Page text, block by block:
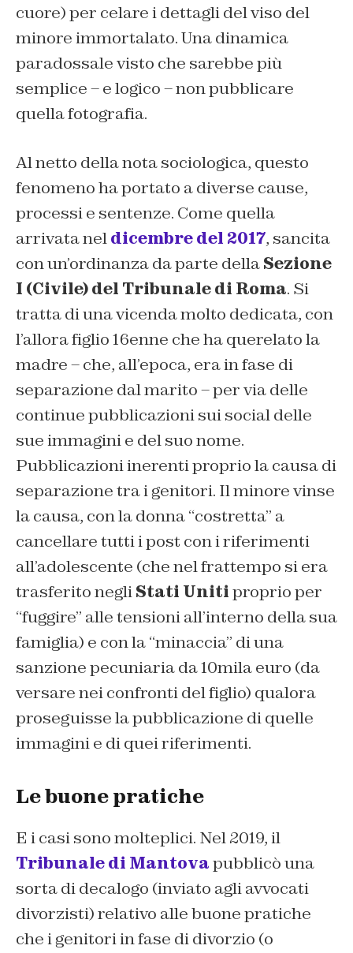
cuore) per celare i dettagli del viso del
minore immortalato. Una dinamica
paradossale visto che sarebbe più
semplice – e logico – non pubblicare
quella fotografia.
Al netto della nota sociologica, questo
fenomeno ha portato a diverse cause,
processi e sentenze. Come quella
arrivata neldicembre del 2017, sancita
con un’ordinanza da parte dellaSezione
I (Civile) del Tribunale di Roma. Si
tratta di una vicenda molto dedicata, con
l’allora figlio 16enne che ha querelato la
madre – che, all’epoca, era in fase di
separazione dal marito – per via delle
continue pubblicazioni sui social delle
sue immagini e del suo nome.
Pubblicazioni inerenti proprio la causa di
separazione tra i genitori. Il minore vinse
la causa, con la donna “costretta” a
cancellare tutti i post con i riferimenti
all’adolescente (che nel frattempo si era
trasferito negliStati Unitiproprio per
“fuggire” alle tensioni all’interno della sua
famiglia) e con la “minaccia” di una
sanzione pecuniaria da 10mila euro (da
versare nei confronti del figlio) qualora
proseguisse la pubblicazione di quelle
immagini e di quei riferimenti.
Le buone pratiche
E i casi sono molteplici. Nel 2019, il
Tribunale di Mantovapubblicò una
sorta di decalogo (inviato agli avvocati
divorzisti) relativo alle buone pratiche
che i genitori in fase di divorzio (o